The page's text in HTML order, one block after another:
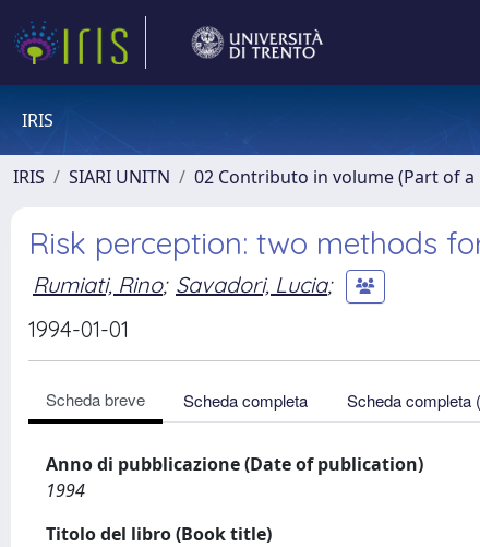
IRIS
IRIS SIARI UNITN 02 Contributo in volume (Part of a
Risk perception: two methods
Rumiati, Rino; Savadori, Lucia;
1994-01-01
Scheda breve Scheda completa Scheda completa
Anno di pubblicazione (Date of publication)
1994
Titolo del libro (Book title)